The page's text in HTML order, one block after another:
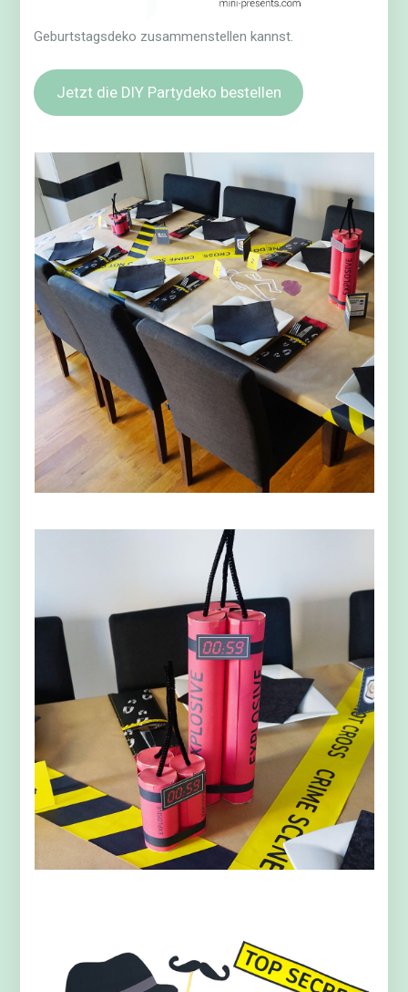
Geburtstagsdeko zusammenstellen kannst.
Jetzt die DIY Partydeko bestellen